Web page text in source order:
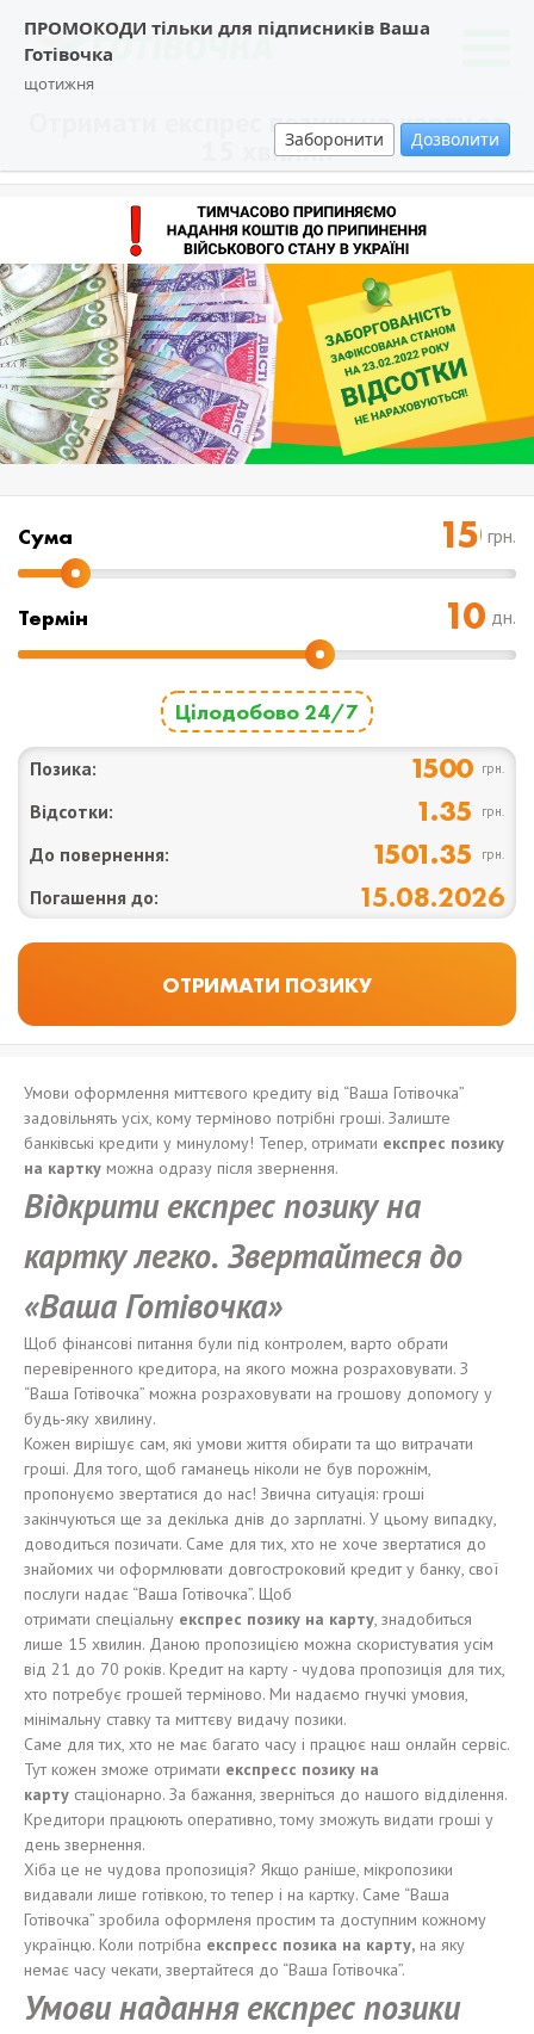
ПРОМОКОДИ тільки для підписників Ваша
Готівочка
щотижня
Заборонити Дозволити
Отримати експрес позику на карту за
15 хвилин
Cума грн.
Термін дн.
Цілодобово 24/7
Позика: 1500 грн.
Відсотки: 1.35 грн.
До повернення: 1501.35 грн.
Погашення до: 15.08.2026
Умови оформлення миттєвого кредиту від “Ваша Готівочка”
задовільнять усіх, кому терміново потрібні гроші. Залиште
банківські кредити у минулому! Тепер, отримати експрес позику
на картку можна одразу після звернення.
Відкрити експреспозикуна
картку легко. Звертайтеся до
«Ваша Готівочка»
Щоб фінансові питання були під контролем, варто обрати
перевіренного кредитора, на якого можна розраховувати. З
“Ваша Готівочка” можна розраховувати на грошову допомогу у
будь-яку хвилину.
Кожен вирішує сам, які умови життя обирати та що витрачати
гроші. Для того, щоб гаманець ніколи не був порожнім,
пропонуємо звертатися до нас! Звична ситуація: гроші
закінчуються ще за декілька днів до зарплатні. У цьому випадку,
доводиться позичати. Саме для тих, хто не хоче звертатися до
знайомих чи оформлювати довгостроковий кредит у банку, свої
послуги надає “Ваша Готівочка”. Щоб
отримати спеціальну експрес позику на карту, знадобиться
лише 15 хвилин. Даною пропозицією можна скористуватия усім
від 21 до 70 років. Кредит на карту - чудова пропозиція для тих,
хто потребує грошей терміново. Ми надаємо гнучкі умовия,
мінімальну ставку та миттєву видачу позики.
Саме для тих, хто не має багато часу і працює наш онлайн сервіс.
Тут кожен зможе отримати експресс позику на
карту стаціонарно. За бажання, зверніться до нашого відділення.
Кредитори працюють оперативно, тому зможуть видати гроші у
день звернення.
Хіба це не чудова пропозиція? Якщо раніше, мікропозики
видавали лише готівкою, то тепер і на картку. Саме “Ваша
Готівочка” зробила оформленя простим та доступним кожному
українцю. Коли потрібна експресс позика на карту, на яку
немає часу чекати, звертайтеся до “Ваша Готівочка”.
Умови надання експрес позики